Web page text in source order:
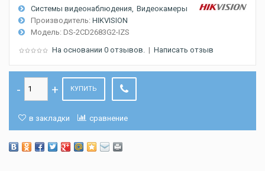
Системы видеонаблюдения Видеокамеры
Производитель: HIKVISION
Модель: DS-2CD2683G2-IZS
На основании 0 отзывов. | Написать отзыв
КУПИТЬ
в закладки сравнение